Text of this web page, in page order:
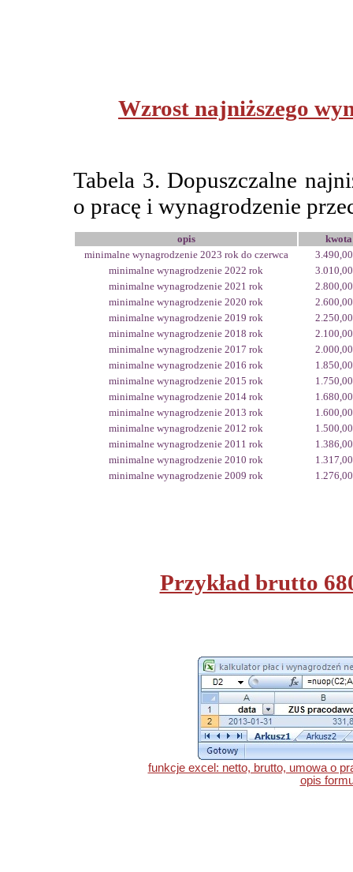
Wzrost najniższego
Tabela 3. Dopuszczalne
o pracę i wynagrodzenie
opis
kwota
minimalne wynagrodzenie 2023 rok do czerwca
3.490,00
minimalne wynagrodzenie 2022 rok
3.010,00
minimalne wynagrodzenie 2021 rok
2.800,00
minimalne wynagrodzenie 2020 rok
2.600,00
minimalne wynagrodzenie 2019 rok
2.250,00
minimalne wynagrodzenie 2018 rok
2.100,00
minimalne wynagrodzenie 2017 rok
2.000,00
minimalne wynagrodzenie 2016 rok
1.850,00
minimalne wynagrodzenie 2015 rok
1.750,00
minimalne wynagrodzenie 2014 rok
1.680,00
minimalne wynagrodzenie 2013 rok
1.600,00
minimalne wynagrodzenie 2012 rok
1.500,00
minimalne wynagrodzenie 2011 rok
1.386,00
minimalne wynagrodzenie 2010 rok
1.317,00
minimalne wynagrodzenie 2009 rok
1.276,00
Przykład brutto
funkcje excel: netto, brutto, umowa o
opis